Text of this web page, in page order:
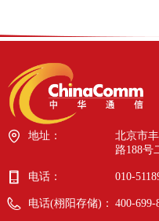
地址：
北京市
路188号
电话： 010-
电话(栩阳存储)： 400-699-